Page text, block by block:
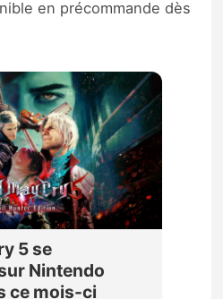
en précommande dès